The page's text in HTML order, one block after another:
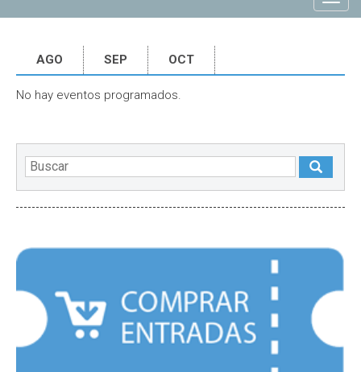
AGO SEP OCT
No hay eventos programados.